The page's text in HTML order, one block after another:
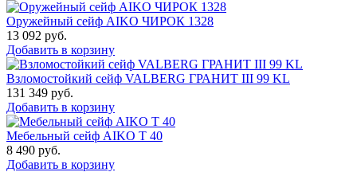
Оружейный сейф AIKO ЧИРОК 1328
13 092 руб.
Добавить в корзину
Взломостойкий сейф VALBERG ГРАНИТ III 99 KL
131 349 руб.
Добавить в корзину
Мебельный сейф AIKO Т 40
8 490 руб.
Добавить в корзину